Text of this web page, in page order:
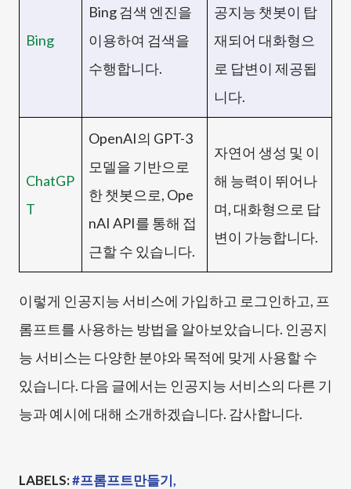
Bing
Bing 검색 엔진을
이용하여 검색을
수행합니다.
공지능 챗봇이 탑
재되어 대화형으
로 답변이 제공됩
니다.
ChatGP
T
OpenAI의 GPT-3
모델을 기반으로
한 챗봇으로, Ope
nAI API를 통해 접
근할 수 있습니다.
자연어 생성 및 이
해 능력이 뛰어나
며, 대화형으로 답
변이 가능합니다.
이렇게 인공지능 서비스에 가입하고 로그인하고, 프
롬프트를 사용하는 방법을 알아보았습니다. 인공지
능 서비스는 다양한 분야와 목적에 맞게 사용할 수
있습니다. 다음 글에서는 인공지능 서비스의 다른 기
능과 예시에 대해 소개하겠습니다. 감사합니다.
LABELS:#프롬프트만들기